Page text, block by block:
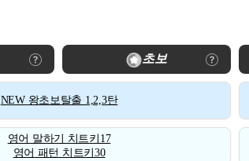
초보
NEW 왕초보탈출 1,2,3탄
영어 말하기 치트키17
영어 패턴 치트키30